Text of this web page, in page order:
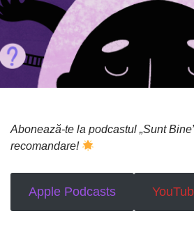
Abonează-te la podcastul „Sunt
recomandare!
Apple Podcasts